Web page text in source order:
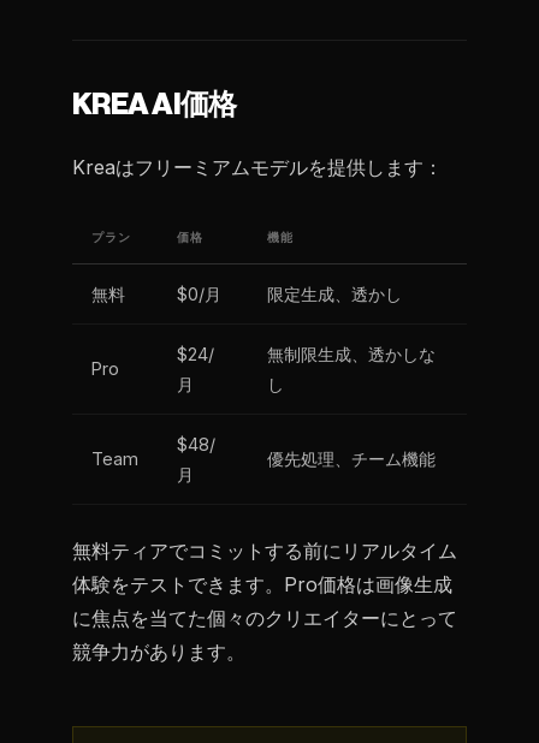
KREA AI価格
Kreaはフリーミアムモデルを提供します：
プラン 価格 機能
無料 $0/月 限定生成、透かし
Pro
$24/
月
無制限生成、透かしな
し
Team
$48/
月
優先処理、チーム機能
無料ティアでコミットする前にリアルタイム
体験をテストできます。Pro価格は画像生成
に焦点を当てた個々のクリエイターにとって
競争力があります。